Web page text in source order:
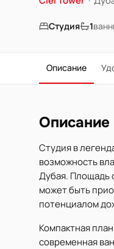
Студия 1
Описание
Описание
Студия в
возможность
Дубая. Площадь
может быть
потенциалом
Компактная
современная